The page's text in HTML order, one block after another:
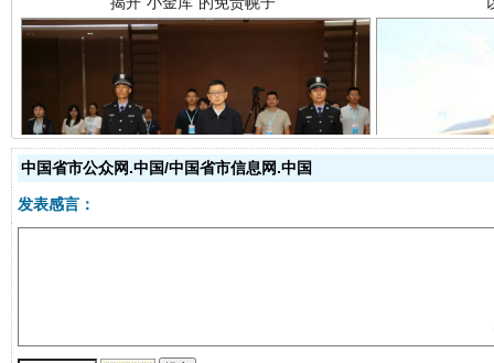
受贿1.44亿！段成刚被判无期 从幼
中国省市公众网.中国/中国省市信息网.中国
发表感言：